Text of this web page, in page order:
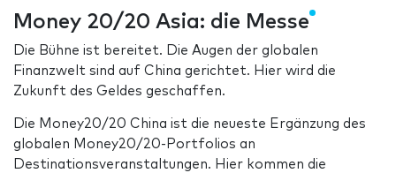
Money 20/20 Asia: die Messe
Die Bühne ist bereitet. Die Augen der globalen
Finanzwelt sind auf China gerichtet. Hier wird die
Zukunft des Geldes geschaffen.
Die Money20/20 China ist die neueste Ergänzung des
globalen Money20/20-Portfolios an
Destinationsveranstaltungen. Hier kommen die